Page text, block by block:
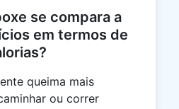
se compara a
em termos de
queima mais
ou correr